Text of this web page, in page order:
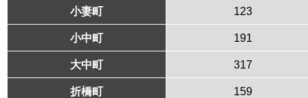
小妻町 123
小中町 191
大中町 317
折橋町 159